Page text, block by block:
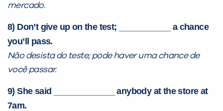
mercado.
8) Don’t give up on the test; ___________ a chance
you’ll pass.
Não desista do teste; pode haver uma chance de
você passar.
9) She said _____________ anybody at the store at
7am.